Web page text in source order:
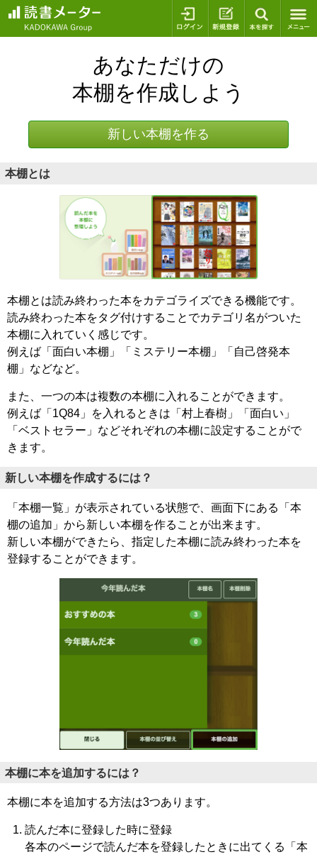
ログイン 新規登録
あなただけの
本棚を作成しよう
新しい本棚を作る
本棚とは
本棚とは読み終わった本をカテゴライズできる機能です。
読み終わった本をタグ付けすることでカテゴリ名がついた
本棚に入れていく感じです。
例えば「面白い本棚」「ミステリー本棚」「自己啓発本
棚」などなど。
また、一つの本は複数の本棚に入れることができます。
例えば「1Q84」を入れるときは「村上春樹」「面白い」
「ベストセラー」などそれぞれの本棚に設定することがで
きます。
新しい本棚を作成するには？
「本棚一覧」が表示されている状態で、画面下にある「本
棚の追加」から新しい本棚を作ることが出来ます。
新しい本棚ができたら、指定した本棚に読み終わった本を
登録することができます。
本棚に本を追加するには？
本棚に本を追加する方法は3つあります。
読んだ本に登録した時に登録
各本のページで読んだ本を登録したときに出てくる「本